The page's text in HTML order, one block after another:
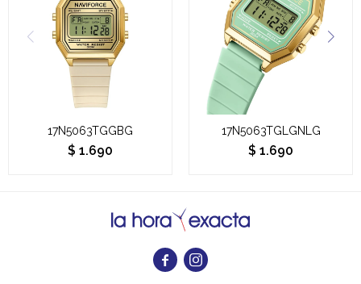
17N5063TGGBG
$ 1.690
17N5063TGLGNLG
$ 1.690
 